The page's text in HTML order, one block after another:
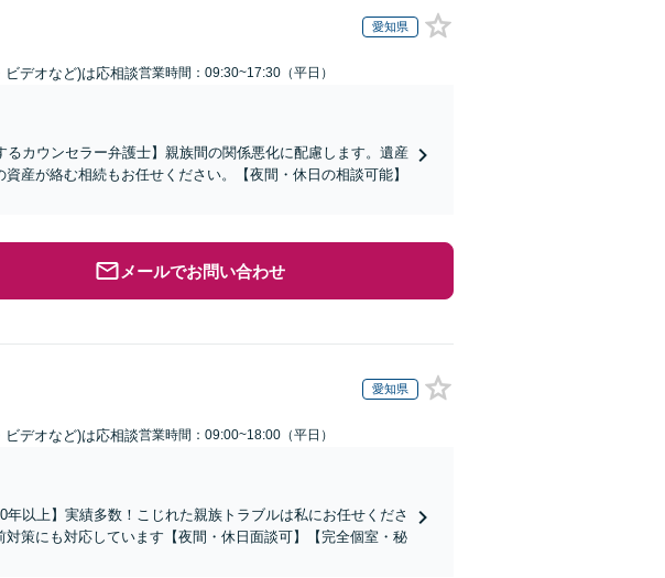
愛知県
デオなど)は応相談営業時間：09:30~17:30（平日）
るカウンセラー弁護士】親族間の関係悪化に配慮します。遺産
産が絡む相続もお任せください。【夜間・休日の相談可能】
メールでお問い合わせ
愛知県
デオなど)は応相談営業時間：09:00~18:00（平日）
以上】実績多数！こじれた親族トラブルは私にお任せくださ
策にも対応しています【夜間・休日面談可】【完全個室・秘